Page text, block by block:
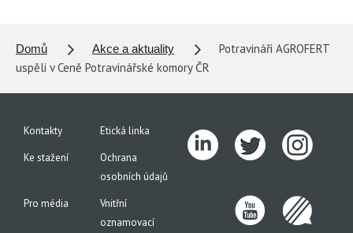
Domů Akce a aktuality
Potravináři AGROFERT
uspěli v Ceně Potravinářské komory ČR
Kontakty
Etická linka
Ke stažení
Ochrana
osobních údajů
Pro média
Vnitřní
oznamovací